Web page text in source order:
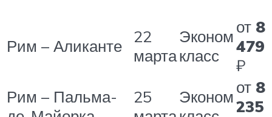
Рим – Аликанте
22
марта
Эконом
класс
от 8
479
₽
Рим – Пальма-
25
Эконом от 8
235